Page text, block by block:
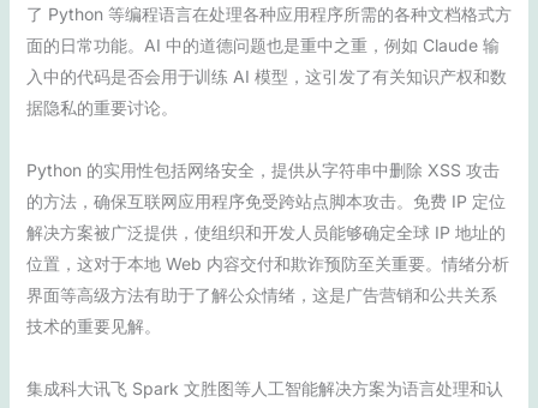
了 Python 等编程语言在处理各种应用程序所需的各种文档格式方
面的日常功能。AI 中的道德问题也是重中之重，例如 Claude 输
入中的代码是否会用于训练 AI 模型，这引发了有关知识产权和数
据隐私的重要讨论。
Python 的实用性包括网络安全，提供从字符串中删除 XSS 攻击
的方法，确保互联网应用程序免受跨站点脚本攻击。免费 IP 定位
解决方案被广泛提供，使组织和开发人员能够确定全球 IP 地址的
位置，这对于本地 Web 内容交付和欺诈预防至关重要。情绪分析
界面等高级方法有助于了解公众情绪，这是广告营销和公共关系
技术的重要见解。
集成科大讯飞 Spark 文胜图等人工智能解决方案为语言处理和认